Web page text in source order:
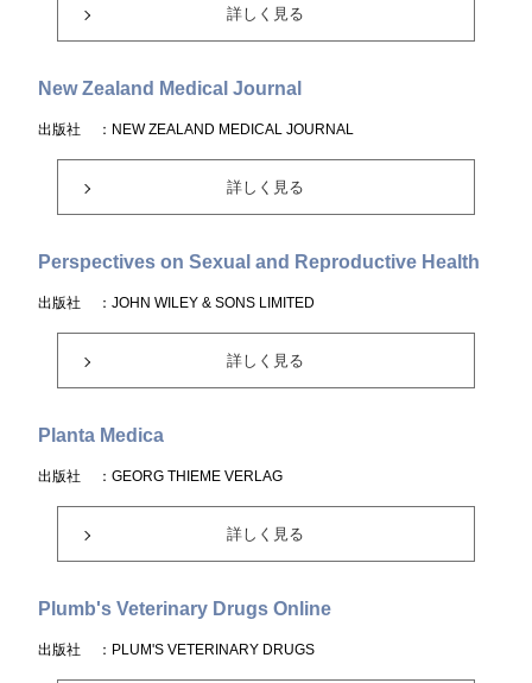
詳しく見る
New Zealand Medical Journal
出版社 ：NEW ZEALAND MEDICAL JOURNAL
詳しく見る
Perspectives on Sexual and Reproductive Health
出版社 ：JOHN WILEY & SONS LIMITED
詳しく見る
Planta Medica
出版社 ：GEORG THIEME VERLAG
詳しく見る
Plumb's Veterinary Drugs Online
出版社 ：PLUM'S VETERINARY DRUGS